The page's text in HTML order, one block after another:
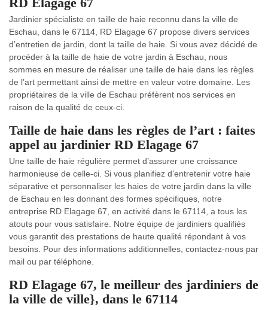
Jardinier spécialiste en taille de haie reconnu dans la ville de
Eschau, dans le 67114, RD Elagage 67 propose divers services
d’entretien de jardin, dont la taille de haie. Si vous avez décidé de
procéder à la taille de haie de votre jardin à Eschau, nous
sommes en mesure de réaliser une taille de haie dans les règles
de l’art permettant ainsi de mettre en valeur votre domaine. Les
propriétaires de la ville de Eschau préfèrent nos services en
raison de la qualité de ceux-ci.
Taille de haie dans les règles de l’art : faites
appel au jardinier RD Elagage 67
Une taille de haie régulière permet d’assurer une croissance
harmonieuse de celle-ci. Si vous planifiez d’entretenir votre haie
séparative et personnaliser les haies de votre jardin dans la ville
de Eschau en les donnant des formes spécifiques, notre
entreprise RD Elagage 67, en activité dans le 67114, a tous les
atouts pour vous satisfaire. Notre équipe de jardiniers qualifiés
vous garantit des prestations de haute qualité répondant à vos
besoins. Pour des informations additionnelles, contactez-nous par
mail ou par téléphone.
RD Elagage 67, le meilleur des jardiniers de
la ville de ville}, dans le 67114